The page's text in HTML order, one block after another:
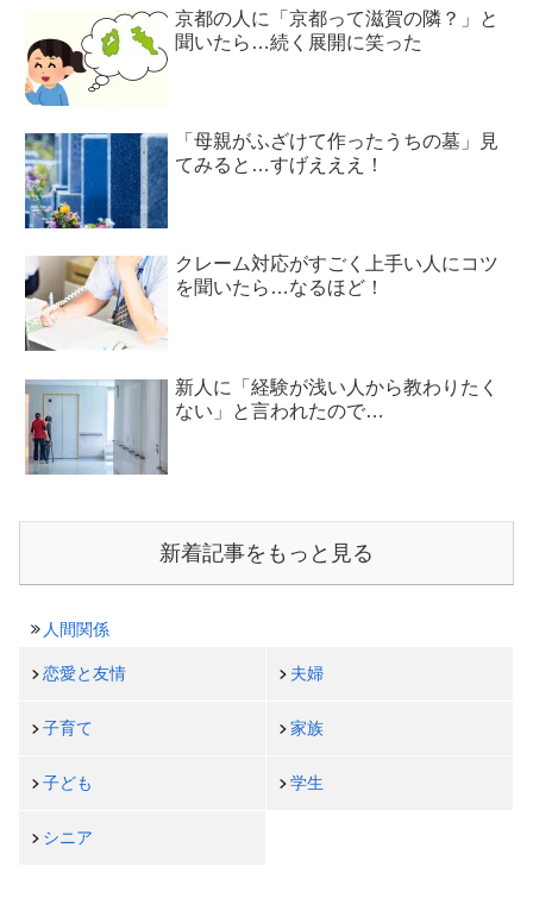
京都の人に「京都って滋賀の隣？」と
聞いたら…続く展開に笑った
「母親がふざけて作ったうちの墓」見
てみると…すげえええ！
クレーム対応がすごく上手い人にコツ
を聞いたら…なるほど！
新人に「経験が浅い人から教わりたく
ない」と言われたので…
新着記事をもっと見る
人間関係
恋愛と友情 夫婦
子育て 家族
子ども 学生
シニア